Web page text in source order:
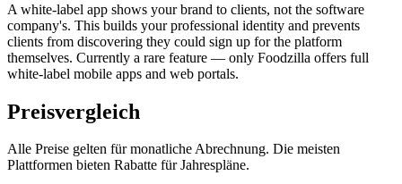
A white-label app shows your brand to clients, not the software
company's. This builds your professional identity and prevents
clients from discovering they could sign up for the platform
themselves. Currently a rare feature — only Foodzilla offers full
white-label mobile apps and web portals.
Preisvergleich
Alle Preise gelten für monatliche Abrechnung. Die meisten
Plattformen bieten Rabatte für Jahrespläne.